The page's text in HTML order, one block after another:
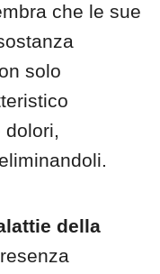
che le sue
solo
dolori,
della